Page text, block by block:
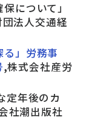
について」
法人交通経
る」労務事
,株式会社産労
定年後のカ
社潮出版社